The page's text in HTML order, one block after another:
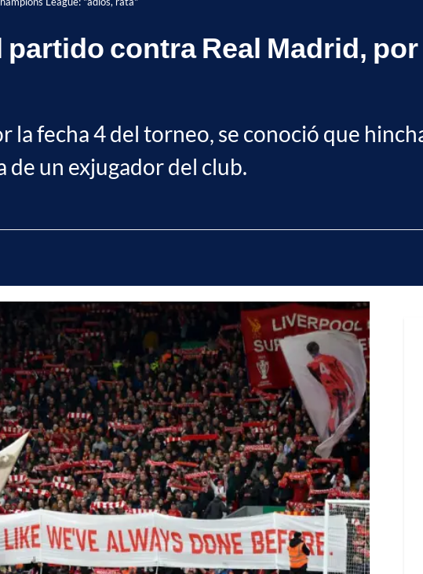
contra Real Madrid,
la fecha 4 del torneo, se conoció que
un exjugador del club.